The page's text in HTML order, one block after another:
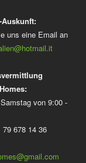
uns eine Email an
von 9:00 -
79 678 14 36